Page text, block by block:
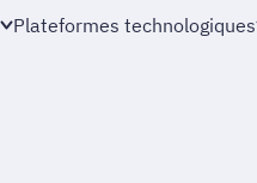
Plateformes technologiques